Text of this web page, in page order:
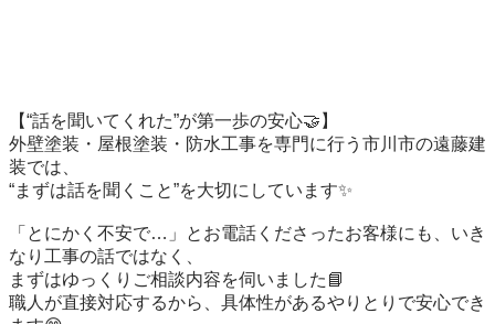
【“話を聞いてくれた”が第一歩の安心🤝】
外壁塗装・屋根塗装・防水工事を専門に行う市川市の遠藤建
装では、
“まずは話を聞くこと”を大切にしています✨
「とにかく不安で…」とお電話くださったお客様にも、いき
なり工事の話ではなく、
まずはゆっくりご相談内容を伺いました📘
職人が直接対応するから、具体性があるやりとりで安心でき